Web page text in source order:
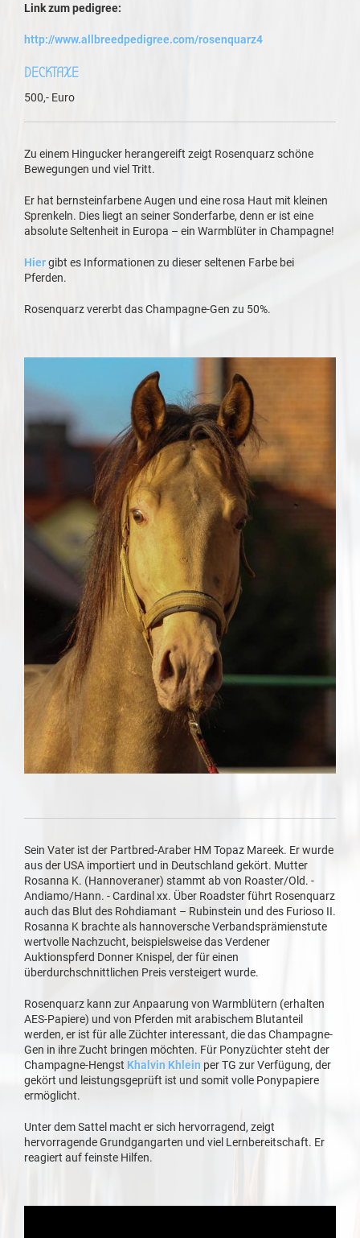
Link zum pedigree:
http://www.allbreedpedigree.com/rosenquarz4
DECKTAXE
500,- Euro
Zu einem Hingucker herangereift zeigt Rosenquarz schöne
Bewegungen und viel Tritt.
Er hat bernsteinfarbene Augen und eine rosa Haut mit kleinen
Sprenkeln. Dies liegt an seiner Sonderfarbe, denn er ist eine
absolute Seltenheit in Europa – ein Warmblüter in Champagne!
Hiergibt es Informationen zu dieser seltenen Farbe bei
Pferden.
Rosenquarz vererbt das Champagne-Gen zu 50%.
Sein Vater ist der Partbred-Araber HM Topaz Mareek. Er wurde
aus der USA importiert und in Deutschland gekört. Mutter
Rosanna K. (Hannoveraner) stammt ab von Roaster/Old. -
Andiamo/Hann. - Cardinal xx. Über Roadster führt Rosenquarz
auch das Blut des Rohdiamant – Rubinstein und des Furioso II.
Rosanna K brachte als hannoversche Verbandsprämienstute
wertvolle Nachzucht, beispielsweise das Verdener
Auktionspferd Donner Knispel, der für einen
überdurchschnittlichen Preis versteigert wurde.
Rosenquarz kann zur Anpaarung von Warmblütern (erhalten
AES-Papiere) und von Pferden mit arabischem Blutanteil
werden, er ist für alle Züchter interessant, die das Champagne-
Gen in ihre Zucht bringen möchten. Für Ponyzüchter steht der
Champagne-Hengst Khalvin Khlein per TG zur Verfügung, der
gekört und leistungsgeprüft ist und somit volle Ponypapiere
ermöglicht.
Unter dem Sattel macht er sich hervorragend, zeigt
hervorragende Grundgangarten und viel Lernbereitschaft. Er
reagiert auf feinste Hilfen.